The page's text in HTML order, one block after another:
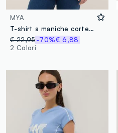
MYA
T-shirt a maniche corte beige regular fit con collo polo
€ 22,95-70%€ 6,88
2 Colori